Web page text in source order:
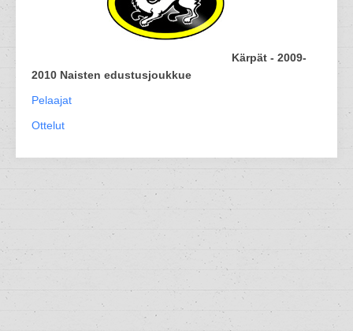
Kärpät - 2009-
2010 Naisten edustusjoukkue
Pelaajat
Ottelut